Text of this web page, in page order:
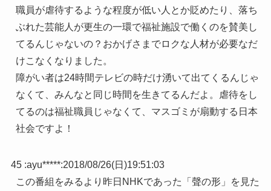
職員が虐待するような程度が低い人とか貶めたり、落ち
ぶれた芸能人が更生の一環で福祉施設で働くのを賛美し
てるんじゃないの？おかげさまでロクな人材が必要なだ
けこなくなりました。
障がい者は24時間テレビの時だけ湧いて出てくるんじゃ
なくて、みんなと同じ時間を生きてるんだよ。虐待をし
てるのは福祉職員じゃなくて、マスゴミが扇動する日本
社会ですよ！
45 :ayu*****:2018/08/26(日)19:51:03
この番組をみるより昨日NHKであった「聲の形」を見た